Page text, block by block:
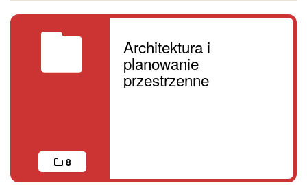
8
Architektura i
planowanie
przestrzenne